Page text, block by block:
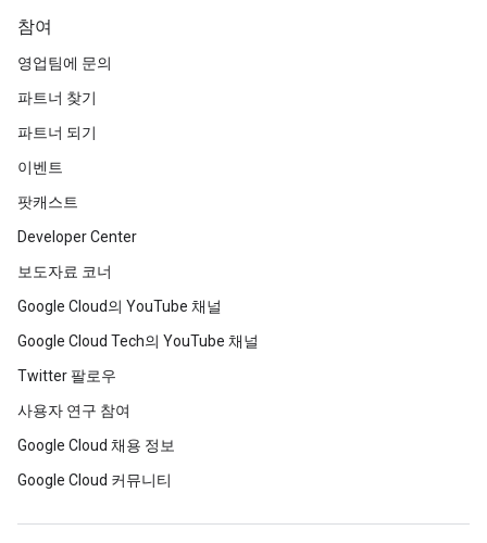
참여
영업팀에 문의
파트너 찾기
파트너 되기
이벤트
팟캐스트
Developer Center
보도자료 코너
Google Cloud의 YouTube 채널
Google Cloud Tech의 YouTube 채널
Twitter 팔로우
사용자 연구 참여
Google Cloud 채용 정보
Google Cloud 커뮤니티